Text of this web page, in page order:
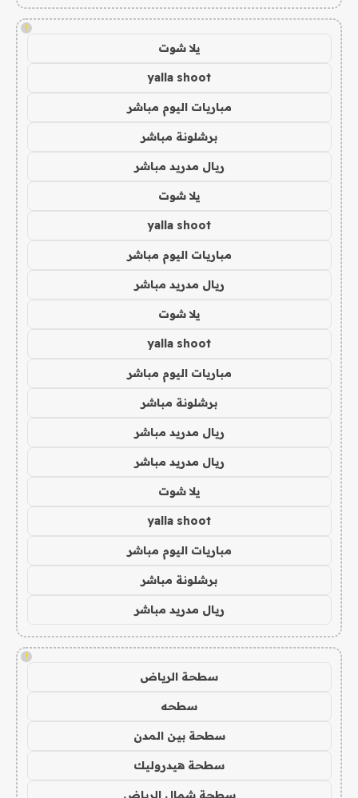
!
يلا شوت
yalla shoot
مباريات اليوم مباشر
برشلونة مباشر
ريال مدريد مباشر
يلا شوت
yalla shoot
مباريات اليوم مباشر
ريال مدريد مباشر
يلا شوت
yalla shoot
مباريات اليوم مباشر
برشلونة مباشر
ريال مدريد مباشر
ريال مدريد مباشر
يلا شوت
yalla shoot
مباريات اليوم مباشر
برشلونة مباشر
ريال مدريد مباشر
!
سطحة الرياض
سطحه
سطحة بين المدن
سطحة هيدروليك
سطحة شمال الرياض